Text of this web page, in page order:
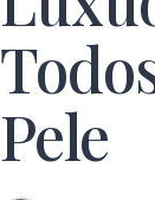
Pele